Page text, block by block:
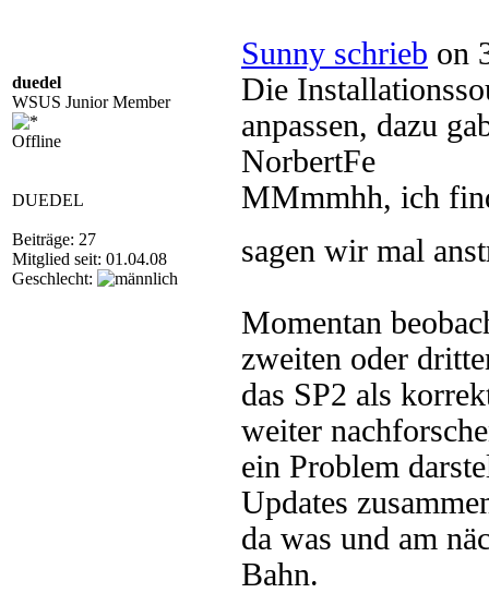
duedel
WSUS Junior Member
Offline
DUEDEL
Beiträge: 27
Mitglied seit: 01.04.08
Geschlecht:
Sunny schrieb on
Die
anpassen, dazu
NorbertFe
MMmmhh, ich
sagen wir mal
Momentan
zweiten oder
das SP2 als
weiter
ein Problem
Updates
da was und am
Bahn.